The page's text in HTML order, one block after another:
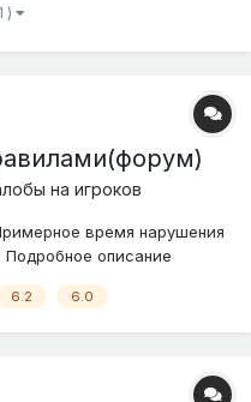
акк где не
)
на игроков
время нарушения
описание
боролся, на то и
6.2 6.0